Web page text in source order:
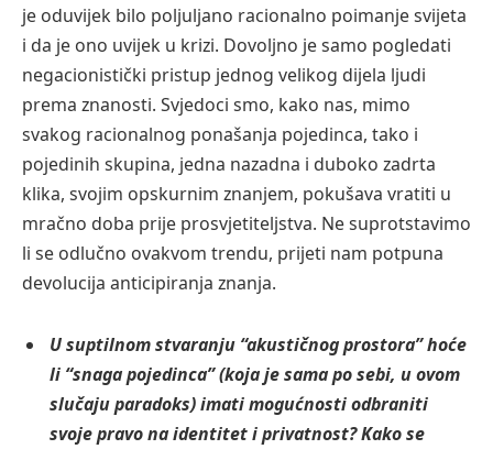
je oduvijek bilo poljuljano racionalno poimanje svijeta
i da je ono uvijek u krizi. Dovoljno je samo pogledati
negacionistički pristup jednog velikog dijela ljudi
prema znanosti. Svjedoci smo, kako nas, mimo
svakog racionalnog ponašanja pojedinca, tako i
pojedinih skupina, jedna nazadna i duboko zadrta
klika, svojim opskurnim znanjem, pokušava vratiti u
mračno doba prije prosvjetiteljstva. Ne suprotstavimo
li se odlučno ovakvom trendu, prijeti nam potpuna
devolucija anticipiranja znanja.
U suptilnom stvaranju “akustičnog prostora” hoće
li “snaga pojedinca” (koja je sama po sebi, u ovom
slučaju paradoks) imati mogućnosti odbraniti
svoje pravo na identitet i privatnost? Kako se